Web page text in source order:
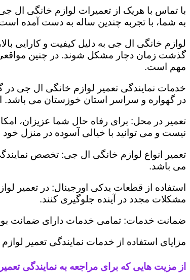
با تماس با هریک از تعمیرات لوازم خانگی ال
به شما، با تجربه چندین ساله به دست آمده
لوازم خانگی ال جی به دلیل کیفیت و کارایی
گذشت زمان دچار مشکل شوند. در چنین مواقعی،
مهم است.
خدمات نمایندگی تعمیر لوازم خانگی ال جی در
در گهواره و سراسر استان خوزستان می باشد.
تعمیر در محل: برای رفاه حال شما عزیزان،
نیست و می توانید با خیالی آسوده در منزل خود
تعمیر انواع لوازم خانگی ال جی: تخصص
می باشد.
استفاده از قطعات یدکی اورجینال: در تعمیر
مشکلات مجدد در آینده جلوگیری کنند.
ضمانت خدمات: تمامی خدمات دارای ضمانت
مزایای استفاده از خدمات نمایندگی تعمیر
از مزیت هایی که برای مراجعه به نمایندگی